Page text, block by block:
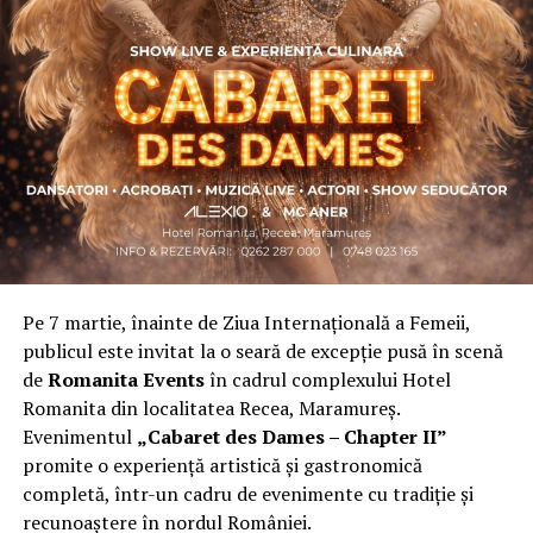
Asociația a fost fondată în 2019, dintr-un context
personal dificil, ca răspuns la întrebări despre
contribuție și sens. A crescut organic și a ajuns astăzi
una dintre cele mai mari comunități de femei
antreprenor din România, cu prezență fizică în mai
multe orașe, inclusiv la Cluj-Napoca.
„Dacă nu eu, atunci cine?”spune clujeancaCarmen
Mihalca, fondatoareaAntreprenoare.ro. Din această
întrebare s-a născut campania.
Cine a ales să fie vizibilă la Cluj
Femeile prezente la evenimentul din Cluj-Napoca
provin din domenii complet diferite. Câteva dintre ele:
Andreea Faur, specialist SEO, spune că a fi vizibilă
înseamnă să te asociezi cu brandul companiei pe care o
reprezinți și să educi publicul țintă. Mesajul ei pentru
Pe 7 martie, înainte de Ziua Internațională a Femeii,
publicul este invitat la o seară de excepție pusă în scenă
deRomanita Eventsîn cadrul complexului Hotel
Romanita din localitatea Recea, Maramureș.
Evenimentul „Cabaret des Dames – Chapter II”
promite o experiență artistică și gastronomică
completă, într-un cadru de evenimente cu tradiție și
recunoaștere în nordul României.